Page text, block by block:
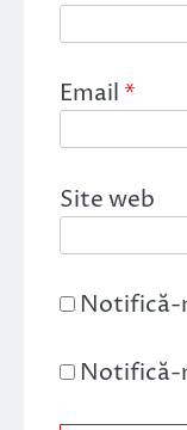
Email *
Site web
Notifică-
Notifică-